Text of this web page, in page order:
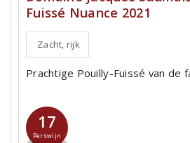
Fuissé Nuance 2021
Zacht, rijk
Prachtige Pouilly-Fuissé van de
17
Perswijn